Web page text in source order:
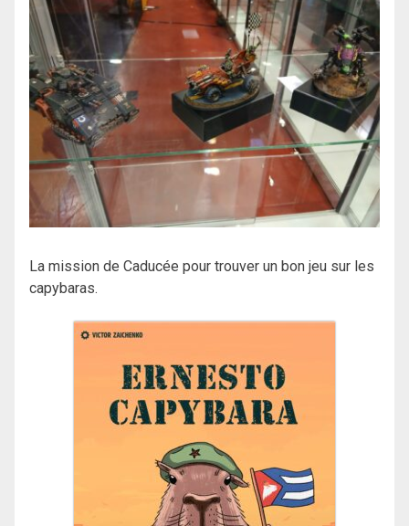
La mission de Caducée pour trouver un bon jeu sur les
capybaras.